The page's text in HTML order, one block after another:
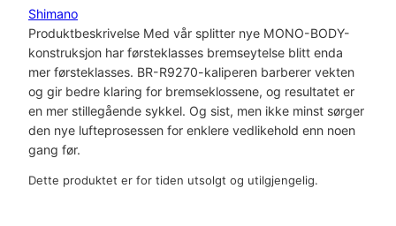
Shimano
Produktbeskrivelse Med vår splitter nye MONO-BODY-
konstruksjon har førsteklasses bremseytelse blitt enda
mer førsteklasses. BR-R9270-kaliperen barberer vekten
og gir bedre klaring for bremseklossene, og resultatet er
en mer stillegående sykkel. Og sist, men ikke minst sørger
den nye lufteprosessen for enklere vedlikehold enn noen
gang før.
Dette produktet er for tiden utsolgt og utilgjengelig.